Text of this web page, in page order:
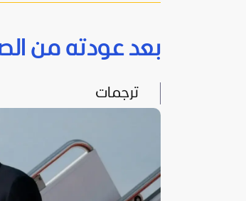
بعد عودته من
ترجمات